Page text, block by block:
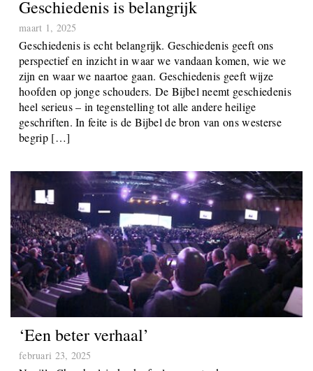
Geschiedenis is belangrijk
maart 1, 2025
Geschiedenis is echt belangrijk. Geschiedenis geeft ons
perspectief en inzicht in waar we vandaan komen, wie we
zijn en waar we naartoe gaan. Geschiedenis geeft wijze
hoofden op jonge schouders. De Bijbel neemt geschiedenis
heel serieus – in tegenstelling tot alle andere heilige
geschriften. In feite is de Bijbel de bron van ons westerse
‘Een beter verhaal’